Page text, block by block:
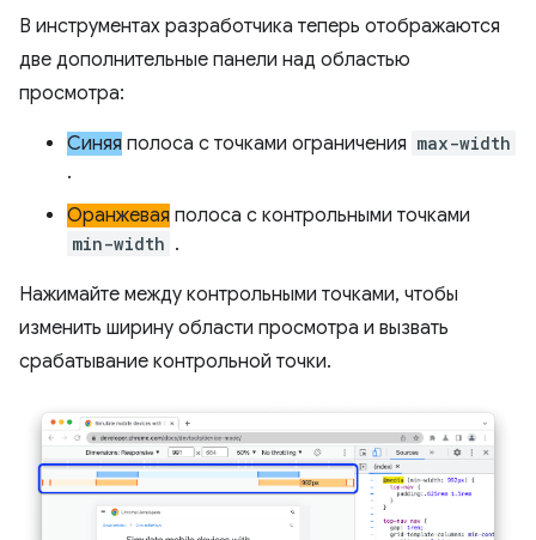
В инструментах разработчика теперь отображаются
две дополнительные панели над областью
просмотра:
Синяя полоса с точками ограничения max-width
.
Оранжевая полоса с контрольными точками
min-width .
Нажимайте между контрольными точками, чтобы
изменить ширину области просмотра и вызвать
срабатывание контрольной точки.